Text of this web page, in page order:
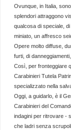
Ovunque, in Italia,
splendori attraggono
qualcosa di speciale,
miniato, un affresco
Opere molto diffuse,
furti, di
Così, per fronteggiare
Carabinieri Tutela
specializzato nella
Oggi, a guidarlo, è il
Carabinieri del
indagini per ritrovare -
che ladri senza